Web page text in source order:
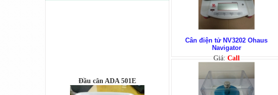
Cân điện tử NV3202 Ohaus
Navigator
Giá: Call